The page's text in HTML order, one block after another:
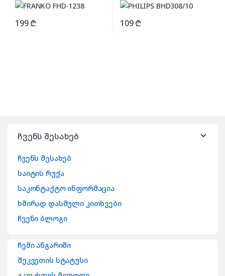
199₾ 109₾
ჩვენს შესახებ
ჩვენს შესახებ
საიტის რუქა
საკონტაქტო ინფორმაცია
ხშირად დასმული კითხვები
ჩვენი ბლოგი
ჩემი ანგარიში
შეკვეთის სტატუსი